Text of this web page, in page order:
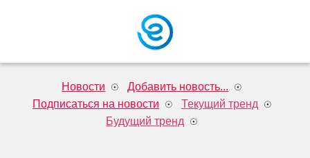
Новости
Добавить новость...
Подписаться на новости
Текущий тренд
Будущий тренд